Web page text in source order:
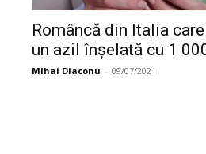
Italia
Româncă din Italia
un azil înșelată cu 1
Mihai Diaconu - 09/07/2021